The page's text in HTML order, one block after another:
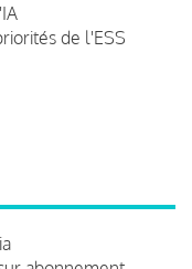
de l'ESS